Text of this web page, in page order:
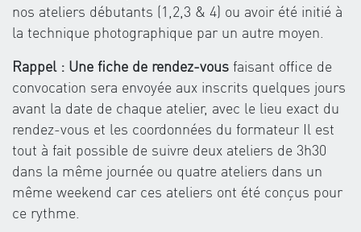
nos ateliers débutants (1,2,3 & 4) ou avoir été initié à
la technique photographique par un autre moyen.
Rappel : Une fiche de rendez-vous faisant office de
convocation sera envoyée aux inscrits quelques jours
avant la date de chaque atelier, avec le lieu exact du
rendez-vous et les coordonnées du formateur Il est
tout à fait possible de suivre deux ateliers de 3h30
dans la même journée ou quatre ateliers dans un
même weekend car ces ateliers ont été conçus pour
ce rythme.